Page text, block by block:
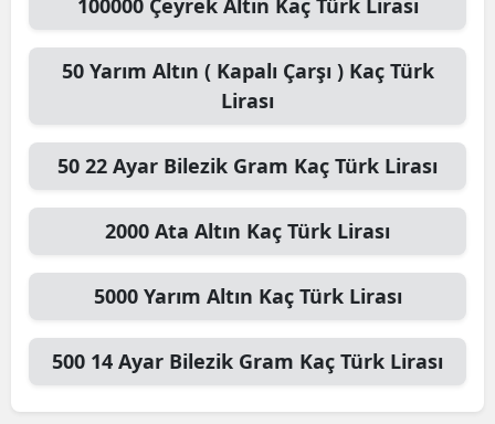
50 Yarım Altın ( Kapalı Çarşı )Kaç Türk
Lirası
50 22 Ayar Bilezik Gram Kaç Türk Lirası
2000 Ata Altın Kaç Türk Lirası
5000 Yarım Altın Kaç Türk Lirası
500 14 Ayar Bilezik Gram Kaç Türk Lirası